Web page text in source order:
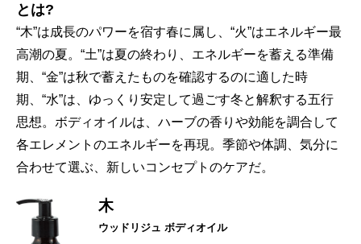
とは?
“木”は成長のパワーを宿す春に属し、“火”はエネルギー最
高潮の夏。“土”は夏の終わり、エネルギーを蓄える準備
期、“金”は秋で蓄えたものを確認するのに適した時
期、“水”は、ゆっくり安定して過ごす冬と解釈する五行
思想。ボディオイルは、ハーブの香りや効能を調合して
各エレメントのエネルギーを再現。季節や体調、気分に
合わせて選ぶ、新しいコンセプトのケアだ。
木
ウッドリジュ ボディオイル